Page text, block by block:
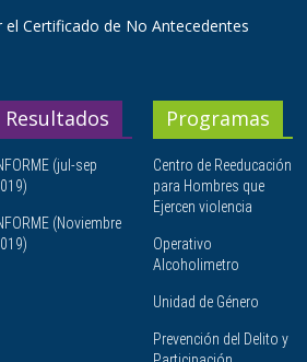
Certificado de No Antecedentes
Resultados
(jul-sep
(Noviembre
Programas
Centro de Reeducación
para Hombres que
Ejercen violencia
Operativo
Alcoholimetro
Unidad de Género
Prevención del Delito y